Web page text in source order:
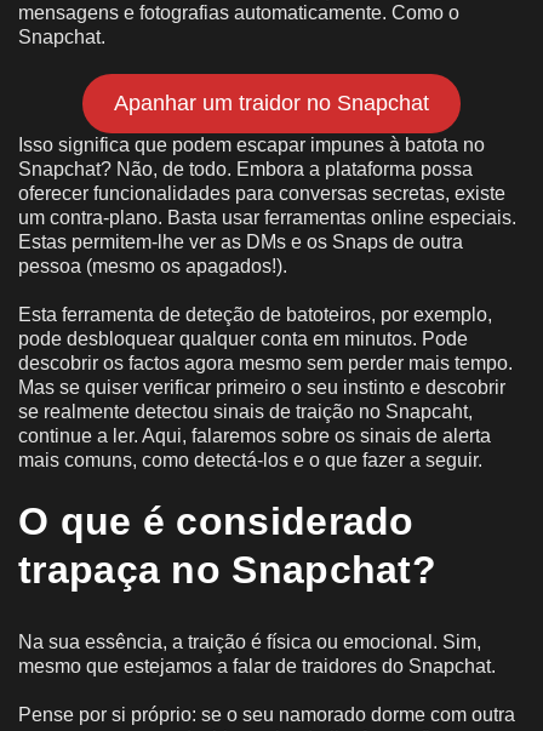
mensagens e fotografias automaticamente. Como o
Snapchat.
Apanhar um traidor no Snapchat
Isso significa que podem escapar impunes à batota no
Snapchat? Não, de todo. Embora a plataforma possa
oferecer funcionalidades para conversas secretas, existe
um contra-plano. Basta usar ferramentas online especiais.
Estas permitem-lhe ver as DMs e os Snaps de outra
pessoa (mesmo os apagados!).
Esta ferramenta de deteção de batoteiros, por exemplo,
pode desbloquear qualquer conta em minutos. Pode
descobrir os factos agora mesmo sem perder mais tempo.
Mas se quiser verificar primeiro o seu instinto e descobrir
se realmente detectou sinais de traição no Snapcaht,
continue a ler. Aqui, falaremos sobre os sinais de alerta
mais comuns, como detectá-los e o que fazer a seguir.
O que é considerado
trapaça no Snapchat?
Na sua essência, a traição é física ou emocional. Sim,
mesmo que estejamos a falar de traidores do Snapchat.
Pense por si próprio: se o seu namorado dorme com outra